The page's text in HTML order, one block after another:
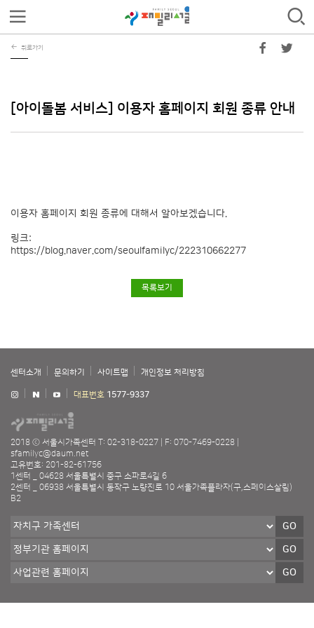
뒤로가기
[아이돌봄 서비스] 이용자 홈페이지 회원 종류 안내
이용자 홈페이지 회원 종류에 대해서 알아보겠습니다.
링크:
https://blog.naver.com/seoulfamilyc/222310662277
목록보기
센터소개 문의하기 사이트맵 개인정보 처리방침
대표번호 1577-9337
2018 ⓒ 서울시가족센터 T: 02-318-0227
F: 070-7469-0228
sfamilyc@daum.net
고유번호: 201-82-61756
1센터 _ 04628 서울특별시 중구 소파로4길 6
2센터 _ 06938 서울특별시 동작구 노량진로 10 서울가족플라자(구,스페이스살림)
B2
GO
GO
GO